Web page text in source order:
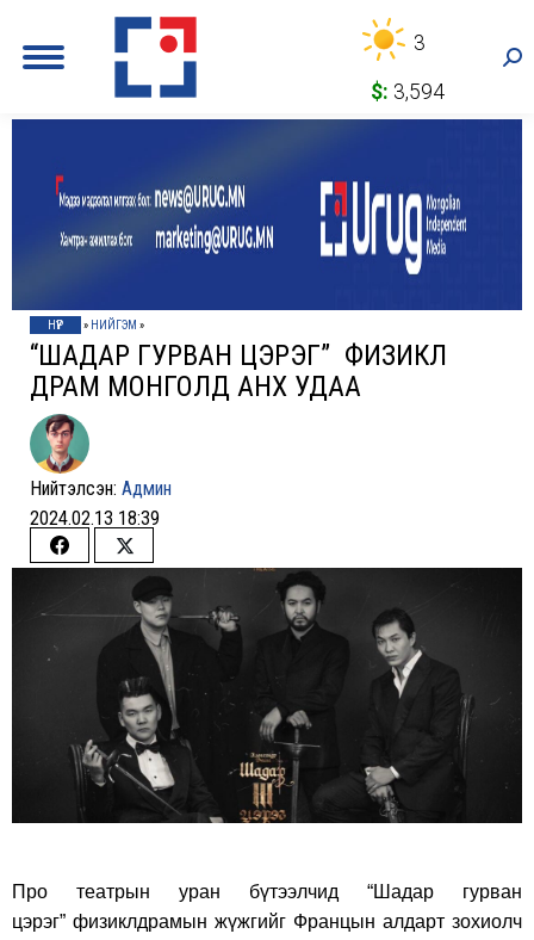
3
$: 3,594
НҮҮР » НИЙГЭМ »
“ШАДАР ГУРВАН ЦЭРЭГ” ФИЗИКЛ
ДРАМ МОНГОЛД АНХ УДАА
Нийтэлсэн: Админ
2024.02.13 18:39
Share
Facebook
Share
on
Twitter
Про театрын уран бүтээлчид “Шадар гурван
цэрэг” физиклдрамын жүжгийг Францын алдарт зохиолч